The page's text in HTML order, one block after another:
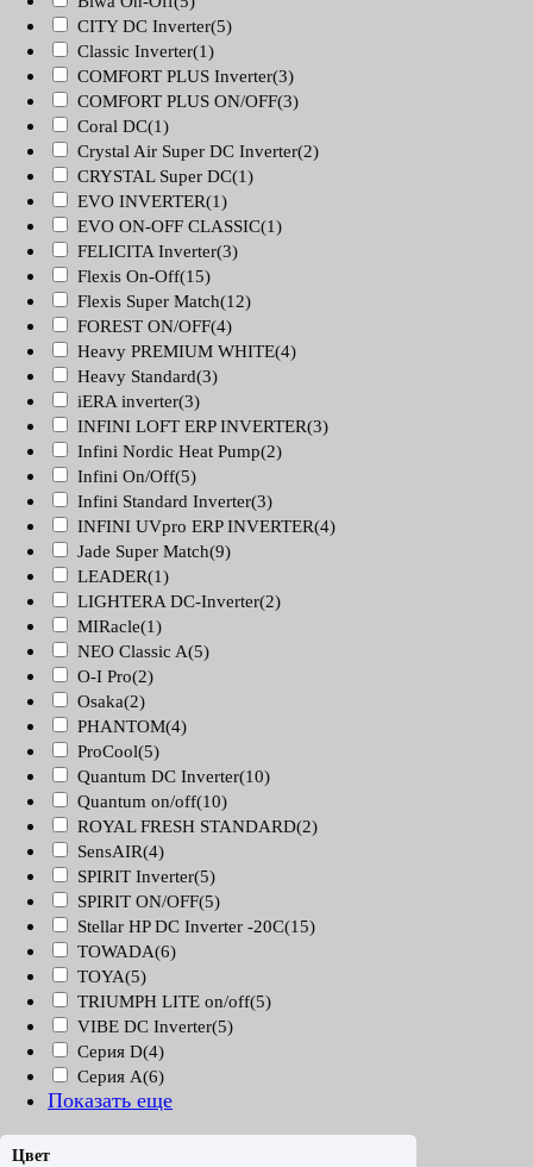
CITY DC Inverter(5)
Classic Inverter(1)
COMFORT PLUS Inverter(3)
COMFORT PLUS ON/OFF(3)
Coral DC(1)
Crystal Air Super DC Inverter(2)
CRYSTAL Super DC(1)
EVO INVERTER(1)
EVO ON-OFF CLASSIC(1)
FELICITA Inverter(3)
Flexis On-Off(15)
Flexis Super Match(12)
FOREST ON/OFF(4)
Heavy PREMIUM WHITE(4)
Heavy Standard(3)
iERA inverter(3)
INFINI LOFT ERP INVERTER(3)
Infini Nordic Heat Pump(2)
Infini On/Off(5)
Infini Standard Inverter(3)
INFINI UVpro ERP INVERTER(4)
Jade Super Match(9)
LEADER(1)
LIGHTERA DC-Inverter(2)
MIRacle(1)
NEO Classic A(5)
O-I Pro(2)
Osaka(2)
PHANTOM(4)
ProCool(5)
Quantum DC Inverter(10)
Quantum on/off(10)
ROYAL FRESH STANDARD(2)
SensAIR(4)
SPIRIT Inverter(5)
SPIRIT ON/OFF(5)
Stellar HP DC Inverter -20С(15)
TOWADA(6)
TOYA(5)
TRIUMPH LITE on/off(5)
VIBE DC Inverter(5)
Серия D(4)
Серия А(6)
Показать еще
Цвет